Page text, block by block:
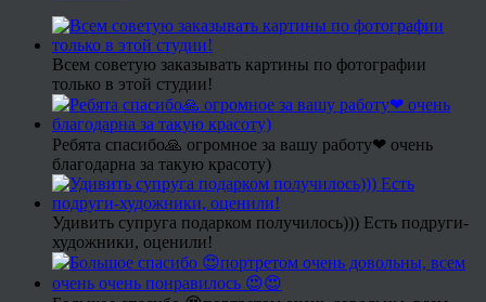
Всем советую заказывать картины по фотографии
только в этой студии!
Ребята спасибо🙏 огромное за вашу работу❤ очень
благодарна за такую красоту)
Удивить супруга подарком получилось))) Есть подруги-
художники, оценили!